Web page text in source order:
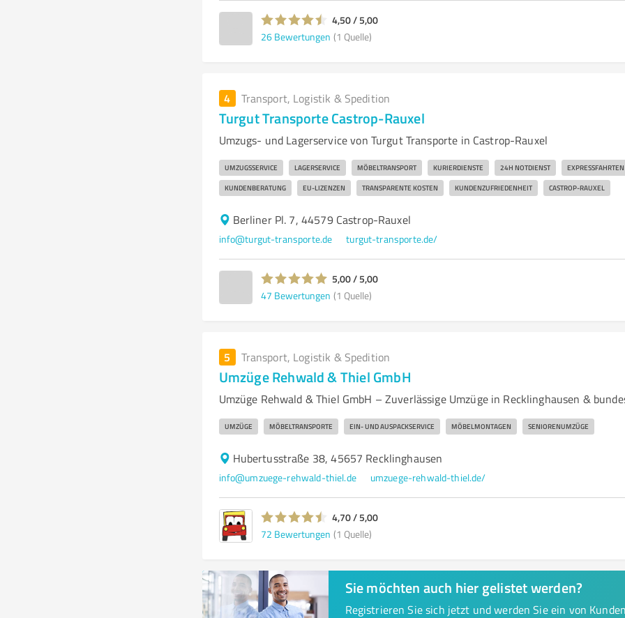
4,50 / 5,00
26 Bewertungen (1 Quelle)
4 Transport, Logistik & Spedition
Turgut Transporte Castrop-Rauxel
Umzugs- und Lagerservice von Turgut Transporte in Castrop-Rauxel
UMZUGSSERVICE LAGERSERVICE MÖBELTRANSPORT KURIERDIENSTE 24H NOTDIENST EXPRESSFAHRTEN
KUNDENBERATUNG EU-LIZENZEN TRANSPARENTE KOSTEN KUNDENZUFRIEDENHEIT CASTROP-RAUXEL
Berliner Pl. 7, 44579 Castrop-Rauxel
info@turgut-transporte.de turgut-transporte.de/
5,00 / 5,00
47 Bewertungen (1 Quelle)
5 Transport, Logistik & Spedition
Umzüge Rehwald & Thiel GmbH
Umzüge Rehwald & Thiel GmbH – Zuverlässige Umzüge in Recklinghausen &
UMZÜGE MÖBELTRANSPORTE EIN- UND AUSPACKSERVICE MÖBELMONTAGEN SENIORENUMZÜGE
Hubertusstraße 38, 45657 Recklinghausen
info@umzuege-rehwald-thiel.de umzuege-rehwald-thiel.de/
4,70 / 5,00
72 Bewertungen (1 Quelle)
Sie möchten auch hier gelistet werden?
Registrieren Sie sich jetzt und werden Sie ein von